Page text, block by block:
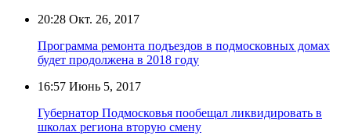
20:28 Окт. 26, 2017
Программа ремонта подъездов в подмосковных домах
будет продолжена в 2018 году
16:57 Июнь 5, 2017
Губернатор Подмосковья пообещал ликвидировать в
школах региона вторую смену